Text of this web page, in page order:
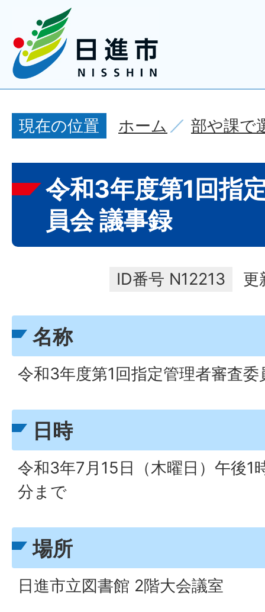
現在の位置 ホーム 部や課で
令和3年度第1回指
員会 議事録
ID番号 N12213 更
名称
令和3年度第1回指定管理者審査委
日時
令和3年7月15日（木曜日）午後
分まで
場所
日進市立図書館 2階大会議室